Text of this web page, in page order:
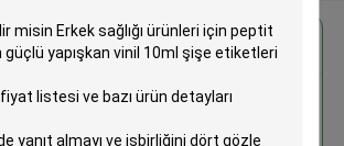
En İyi Fiyatı Alın
Erkek sağlığı ürünleri için peptit
etiketleri için güçlü yapışkan vinil